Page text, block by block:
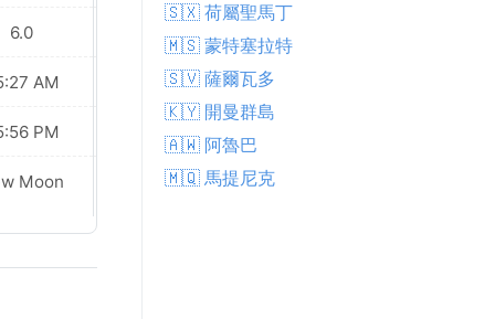
6.0
AM
PM
Moon
7.0
05:27 AM
05:55 PM
New Moon
🇸🇽 荷屬聖馬丁
🇲🇸 蒙特塞拉特
🇸🇻 薩爾瓦多
🇰🇾 開曼群島
🇦🇼 阿魯巴
🇲🇶 馬提尼克